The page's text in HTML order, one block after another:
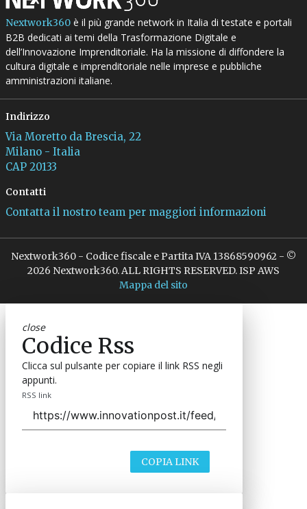
Nextwork360è il più grande network in Italia di testate e portali
B2B dedicati ai temi della Trasformazione Digitale e
dell’Innovazione Imprenditoriale. Ha la missione di diffondere la
cultura digitale e imprenditoriale nelle imprese e pubbliche
amministrazioni italiane.
Indirizzo
Via Moretto da Brescia, 22
Milano - Italia
CAP 20133
Contatti
Contatta il nostro team per maggiori informazioni
Nextwork360 - Codice fiscale e Partita IVA 13868590962 - ©
2026 Nextwork360. ALL RIGHTS RESERVED. ISP AWS
Mappa del sito
close
Codice Rss
Clicca sul pulsante per copiare il link RSS negli
appunti.
RSS link
COPIA LINK